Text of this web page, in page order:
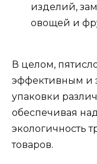
изделий,
овощей и
В целом,
эффективным и
упаковки
обеспечивая
экологичность
товаров.